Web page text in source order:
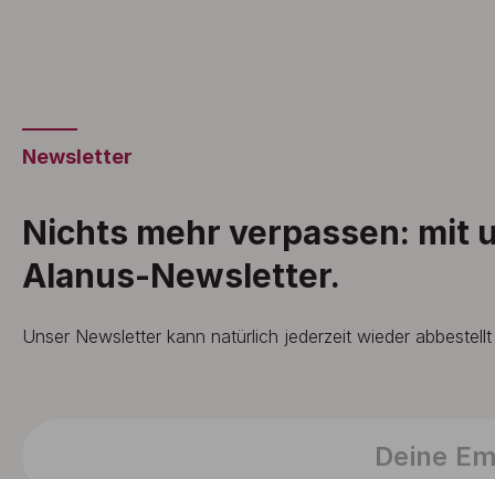
Newsletter
Nichts mehr verpassen: mit
Alanus-Newsletter.
Unser Newsletter kann natürlich jederzeit wieder